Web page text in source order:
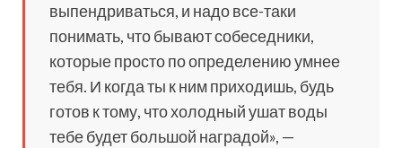
выпендриваться, и надо все-таки
понимать, что бывают собеседники,
которые просто по определению умнее
тебя. И когда ты к ним приходишь, будь
готов к тому, что холодный ушат воды
тебе будет большой наградой», —